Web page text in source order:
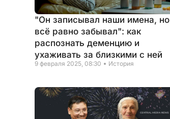
"Он записывал наши имена, но
всё равно забывал": как
распознать деменцию и
ухаживать за близкими с ней
9 февраля 2025, 08:30 История